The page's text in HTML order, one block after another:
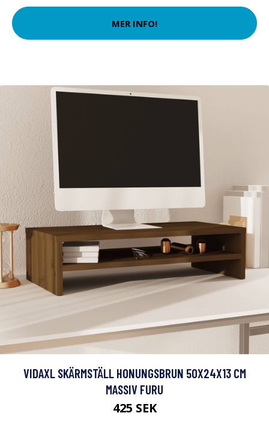
MER INFO!
VIDAXL SKÄRMSTÄLL HONUNGSBRUN 50X24X13 CM
MASSIV FURU
425 SEK